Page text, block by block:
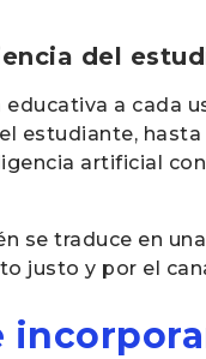
del
a cada
estudiante,
artificial
se traduce en
justo y por el